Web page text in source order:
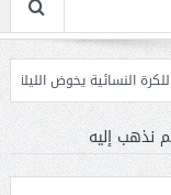
الليلة مباراة وداع أمم
نذهب إليه